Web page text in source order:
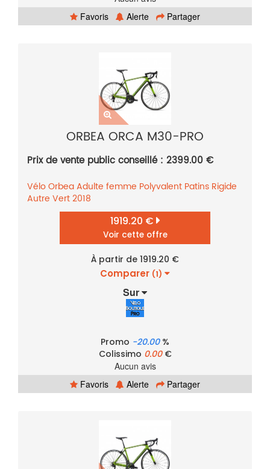
Favoris
Alerte Partager
ORBEA ORCA M30-PRO
Prix de vente public conseillé : 2399.00 €
VéloOrbeaAdulte femme Polyvalent Patins Rigide
Autre Vert2018
1919.20 €
Voir cette offre
À partir de 1919.20 €
Comparer (1)
Sur
Promo -20.00%
Colissimo 0.00€
Aucun avis
Favoris
Alerte Partager